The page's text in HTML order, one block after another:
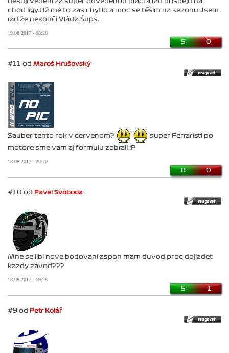
chod ligy.Už mě to zas chytlo a moc se těšim na sezonu.Jsem
rád že nekončí Vláďa Šups.
19.08.2017 - 08:26
5 0
#11 od Maroš Hrušovský
Sauber tento rok v cervenom? super Ferraristi po
motore sme vam aj formulu zobrali :P
18.08.2017 - 20:20
8 0
#10 od Pavel Svoboda
Mne se libi nove bodovani aspon mam duvod proc dojizdet
kazdy zavod???
18.08.2017 - 19:28
5 -1
#9 od Petr Kolář